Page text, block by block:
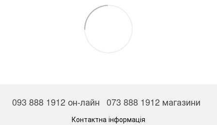
093 888 1912 он-лайн 073 888 1912 магазини
Контактна інформація